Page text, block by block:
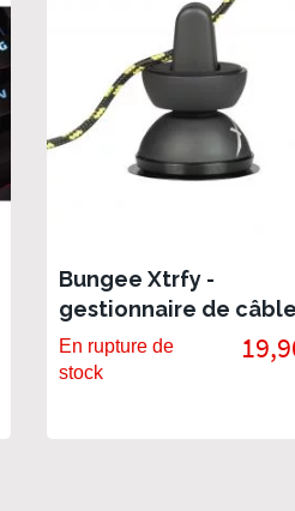
Bungee Xtrfy -
gestionnaire de câble
souris
En rupture de
stock